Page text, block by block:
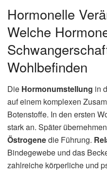
Hormonelle
Welche
Wohlbefinden
Die Hormonumstellung in
auf einem komplexen
Botenstoffe. In den ersten
stark an. Später übernehmen
Östrogenedie Führung.
Bindegewebe und das
zahlreiche körperliche und